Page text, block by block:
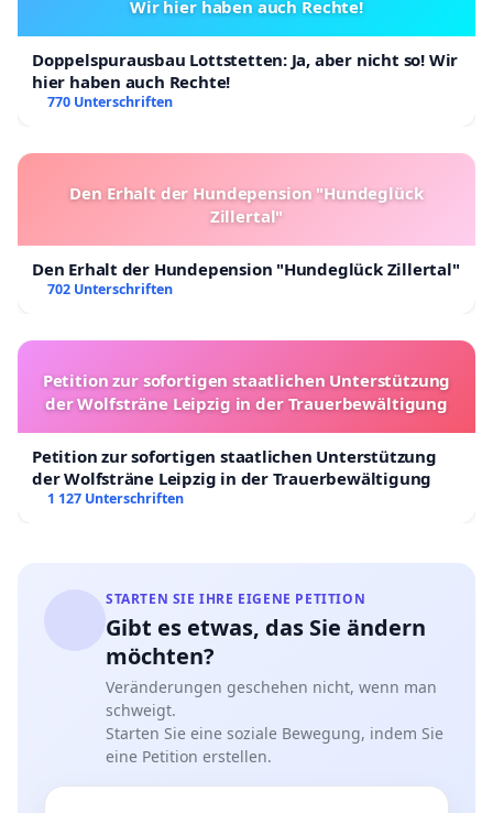
Wir hier haben auch Rechte!
Doppelspurausbau Lottstetten: Ja, aber nicht so! Wir
hier haben auch Rechte!
770 Unterschriften
Den Erhalt der Hundepension "Hundeglück
Zillertal"
Den Erhalt der Hundepension "Hundeglück Zillertal"
702 Unterschriften
Petition zur sofortigen staatlichen Unterstützung
der Wolfsträne Leipzig in der Trauerbewältigung
Petition zur sofortigen staatlichen Unterstützung
der Wolfsträne Leipzig in der Trauerbewältigung
1 127 Unterschriften
STARTEN SIE IHRE EIGENE PETITION
Gibt es etwas, das Sie ändern
möchten?
Veränderungen geschehen nicht, wenn man
schweigt.
Starten Sie eine soziale Bewegung, indem Sie
eine Petition erstellen.